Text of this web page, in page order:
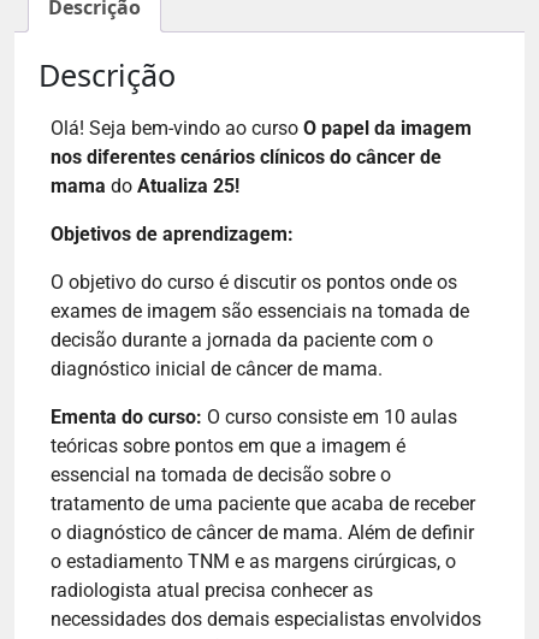
Descrição
Descrição
Olá! Seja bem-vindo ao curso O papel da imagem
nos diferentes cenários clínicos do câncer de
mama do Atualiza 25!
Objetivos de aprendizagem:
O objetivo do curso é discutir os pontos onde os
exames de imagem são essenciais na tomada de
decisão durante a jornada da paciente com o
diagnóstico inicial de câncer de mama.
Ementa do curso: O curso consiste em 10 aulas
teóricas sobre pontos em que a imagem é
essencial na tomada de decisão sobre o
tratamento de uma paciente que acaba de receber
o diagnóstico de câncer de mama. Além de definir
o estadiamento TNM e as margens cirúrgicas, o
radiologista atual precisa conhecer as
necessidades dos demais especialistas envolvidos